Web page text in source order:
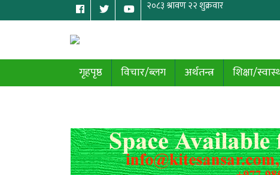
गृहपृष्ठ विचार/ब्लग अर्थतन्त्र शिक्षा/